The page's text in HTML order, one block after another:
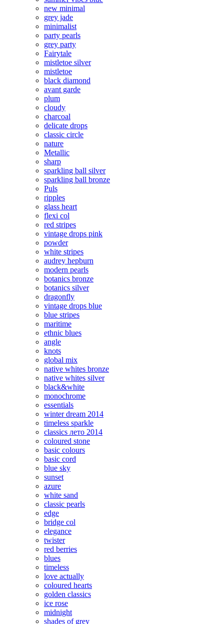
new minimal
grey jade
minimalist
party pearls
grey party
Fairytale
mistletoe silver
mistletoe
black diamond
avant garde
plum
cloudy
charcoal
delicate drops
classic circle
nature
Metallic
sharp
sparkling ball silver
sparkling ball bronze
Puls
ripples
glass heart
flexi col
red stripes
vintage drops pink
powder
white stripes
audrey hepburn
modern pearls
botanics bronze
botanics silver
dragonfly
vintage drops blue
blue stripes
maritime
ethnic blues
angle
knots
global mix
native whites bronze
native whites silver
black&white
monochrome
essentials
winter dream 2014
timeless sparkle
classics лето 2014
coloured stone
basic colours
basic cord
blue sky
sunset
azure
white sand
classic pearls
edge
bridge col
elegance
twister
red berries
blues
timeless
love actually
coloured hearts
golden classics
ice rose
midnight
shades of grey